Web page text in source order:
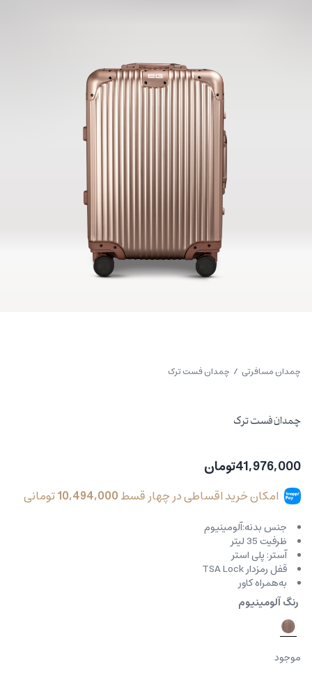
چمدان مسافرتی / چمدان فست ترک
چمدان فست ترک
41,976,000تومان
امکان خرید اقساطی در چهار قسط10,494,000تومانی
جنس بدنه:آلومینیوم
ظرفیت 35 لیتر
آستر: پلی استر
قفل رمزدار TSA Lock
به‌همراه کاور
رنگ آلومینیوم
موجود